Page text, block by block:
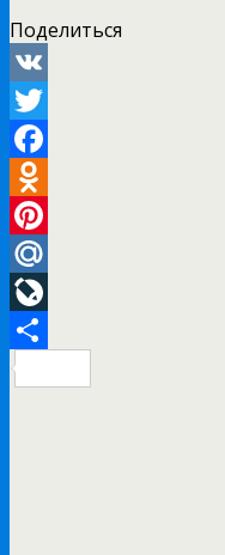
Поделиться
VK
Twitter
Facebook
Odnoklassniki
Pinterest
Mail.Ru
LiveJournal